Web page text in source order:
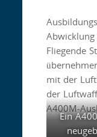
Fliegende
mit der
der
A400M-
Ein